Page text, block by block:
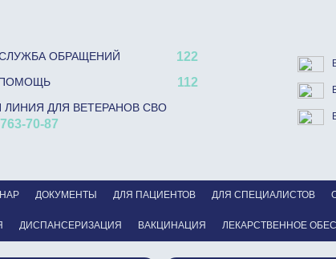
ДОКУМЕНТЫ ДЛЯ ПАЦИЕНТОВ ДЛЯ СПЕЦИАЛИСТОВ
ДИСПАНСЕРИЗАЦИЯ ВАКЦИНАЦИЯ ЛЕКАРСТВЕННОЕ
ОБРАЩЕНИЙ 122
112
ЛИНИЯ ДЛЯ ВЕТЕРАНОВ СВО
70-87